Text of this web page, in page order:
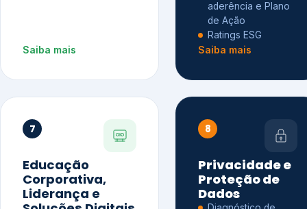
Saiba mais
aderência e Plano
de Ação
Ratings ESG
Saiba mais
7
Educação
Corporativa,
Liderança e
8
Privacidade e
Proteção de
Dados